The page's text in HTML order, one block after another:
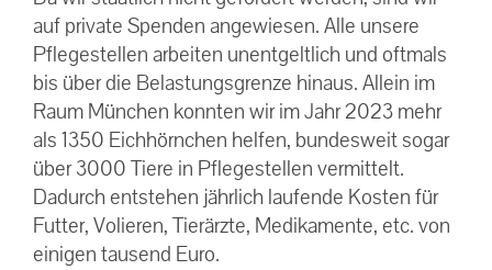
auf private Spenden angewiesen. Alle unsere
Pflegestellen arbeiten unentgeltlich und oftmals
bis über die Belastungsgrenze hinaus. Allein im
Raum München konnten wir im Jahr 2023 mehr
als 1350 Eichhörnchen helfen, bundesweit sogar
über 3000 Tiere in Pflegestellen vermittelt.
Dadurch entstehen jährlich laufende Kosten für
Futter, Volieren, Tierärzte, Medikamente, etc. von
einigen tausend Euro.